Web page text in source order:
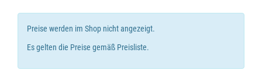
Preise werden im Shop nicht angezeigt.
Es gelten die Preise gemäß Preisliste.